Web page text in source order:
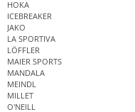
HOKA
ICEBREAKER
JAKO
LA SPORTIVA
LÖFFLER
MAIER SPORTS
MANDALA
MEINDL
MILLET
O'NEILL